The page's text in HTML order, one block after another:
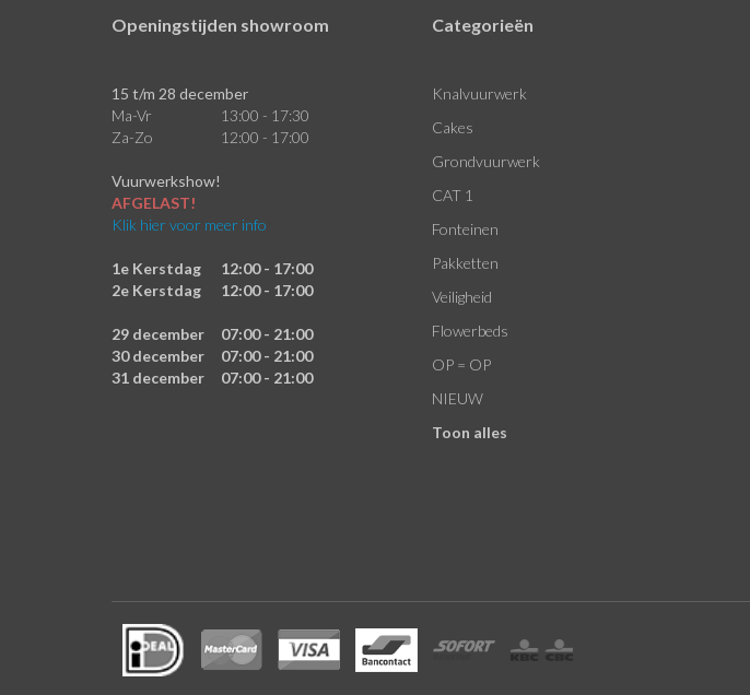
Openingstijden showroom
15 t/m 28 december
Ma-Vr
13:00 - 17:30
Za-Zo
12:00 - 17:00
Vuurwerkshow!
AFGELAST!
Klik hier voor meer info
1e Kerstdag
12:00 - 17:00
2e Kerstdag
12:00 - 17:00
29 december
07:00 - 21:00
30 december
07:00 - 21:00
31 december
07:00 - 21:00
Categorieën
Knalvuurwerk
Cakes
Grondvuurwerk
CAT 1
Fonteinen
Pakketten
Veiligheid
Flowerbeds
OP = OP
NIEUW
Toon alles